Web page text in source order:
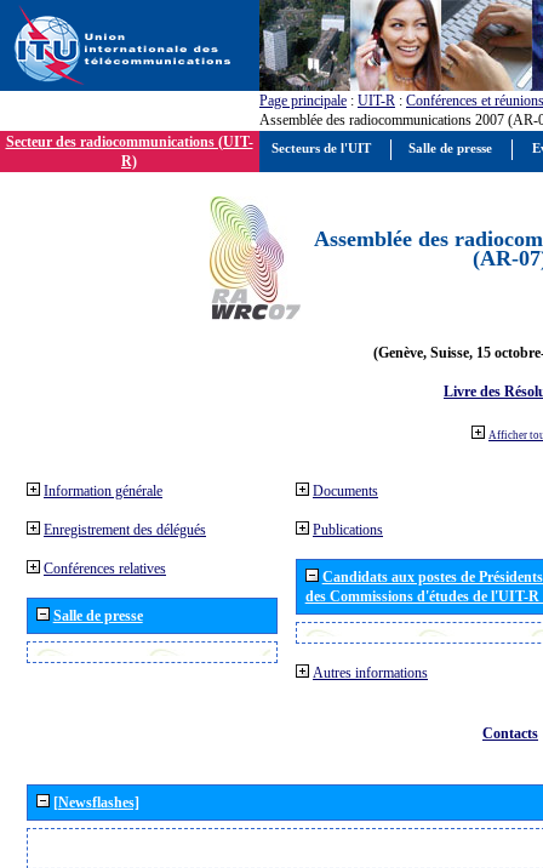
Page principale : UIT-R : Conférences et réunions
Assemblée des radiocommunications 2007 (AR-
Secteur des radiocommunications (UIT-
R)
Assemblée des
(AR-
(Genève, Suisse, 15
Livre des
Afficher
Information générale
Enregistrement des délégués
Conférences relatives
Salle de presse
Documents
Publications
Candidats aux postes de
des Commissions d'études de l'UIT-
Autres informations
Contacts
[Newsflashes]
Secteurs de l'UIT Salle de presse